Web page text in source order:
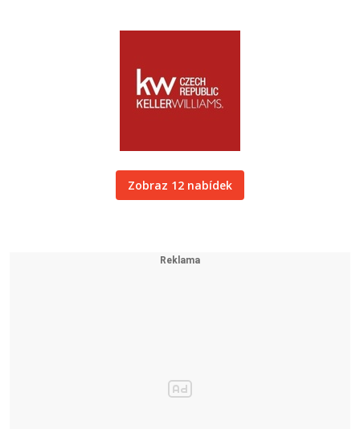
Zobraz 12 nabídek